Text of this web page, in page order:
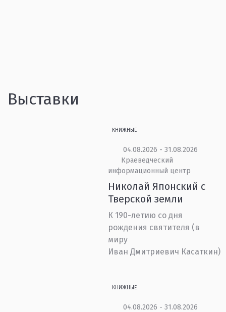
Выставки
КНИЖНЫЕ
04.08.2026 - 31.08.2026
Краеведческий
информационный центр
Николай Японский с
Тверской земли
К 190-летию со дня
рождения святителя (в
миру
Иван Дмитриевич Касаткин)
КНИЖНЫЕ
04.08.2026 - 31.08.2026